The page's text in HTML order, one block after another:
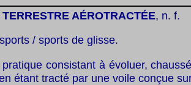
AÉROTRACTÉE, n. f.
/ sports de glisse.
pratique consistant à évoluer,
étant tracté par une voile conçue